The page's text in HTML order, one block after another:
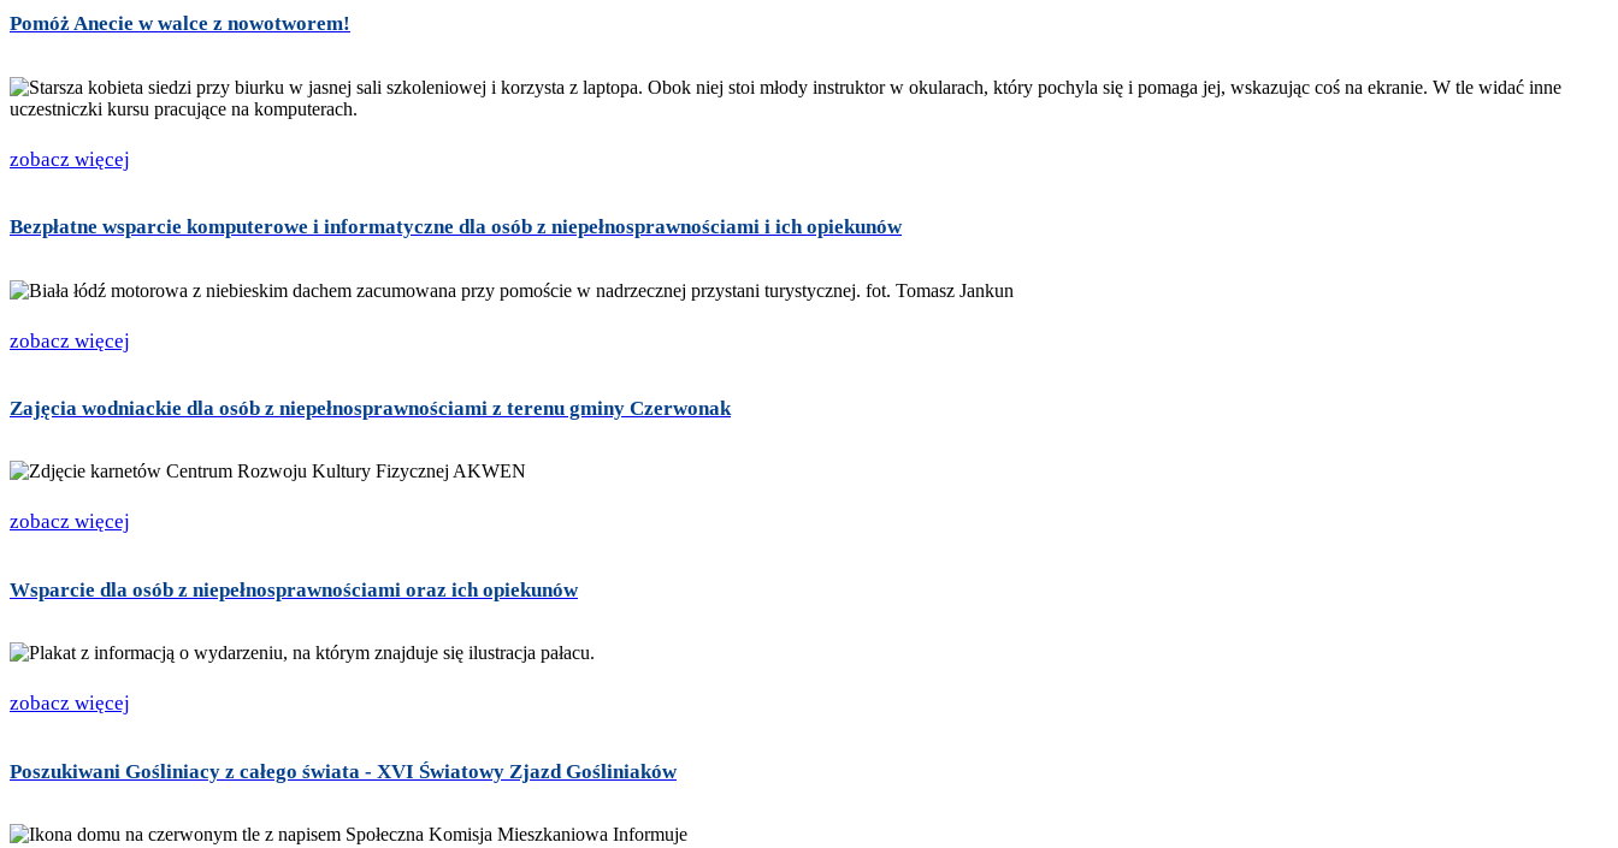
Pomóż Anecie w walce z nowotworem!
zobacz więcej
Bezpłatne wsparcie komputerowe i informatyczne dla osób z niepełnosprawnościami i ich opiekunów
zobacz więcej
Zajęcia wodniackie dla osób z niepełnosprawnościami z terenu gminy Czerwonak
zobacz więcej
Wsparcie dla osób z niepełnosprawnościami oraz ich opiekunów
zobacz więcej
Poszukiwani Gośliniacy z całego świata - XVI Światowy Zjazd Gośliniaków